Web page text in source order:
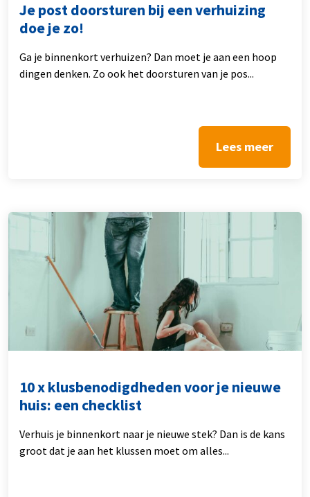
Je post doorsturen bij een verhuizing
doe je zo!
Ga je binnenkort verhuizen? Dan moet je aan een hoop
dingen denken. Zo ook het doorsturen van je pos...
Lees meer
10 x klusbenodigdheden voor je nieuwe
huis: een checklist
Verhuis je binnenkort naar je nieuwe stek? Dan is de kans
groot dat je aan het klussen moet om alles...